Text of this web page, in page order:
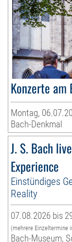
Konzerte am
Montag,
Bach-Denkmal
J. S. Bach
Experience
Einstündiges
Reality
07.08.2026 bis
(mehrere Einzeltermine
Bach-Museum,